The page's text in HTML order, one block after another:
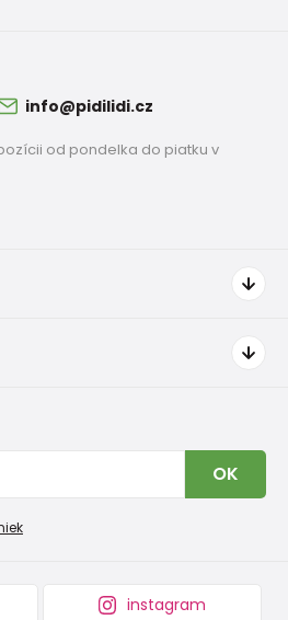
info@pidilidi.cz
od pondelka do piatku v
OK
instagram